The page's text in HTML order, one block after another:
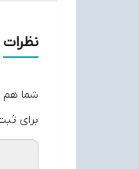
نظرات
شما هم
برای